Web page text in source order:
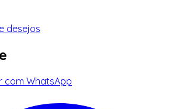
desejos
com WhatsApp